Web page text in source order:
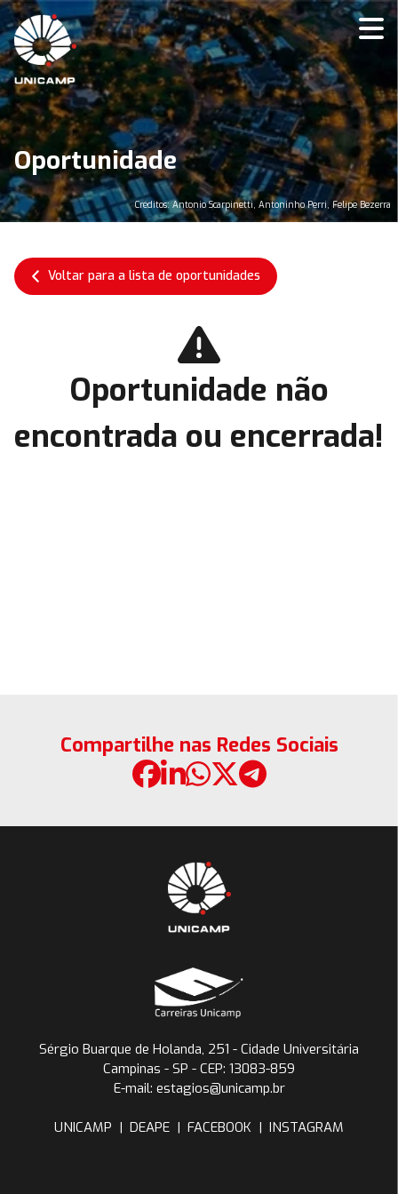
Oportunidade
Créditos: Antonio Scarpinetti, Antoninho Perri, Felipe Bezerra
Voltar para a lista de oportunidades
Oportunidade não
encontrada ou encerrada!
Compartilhe nas Redes Sociais
Sérgio Buarque de Holanda, 251 - Cidade Universitária
Campinas - SP - CEP: 13083-859
E-mail: estagios@unicamp.br
UNICAMP | DEAPE | FACEBOOK | INSTAGRAM